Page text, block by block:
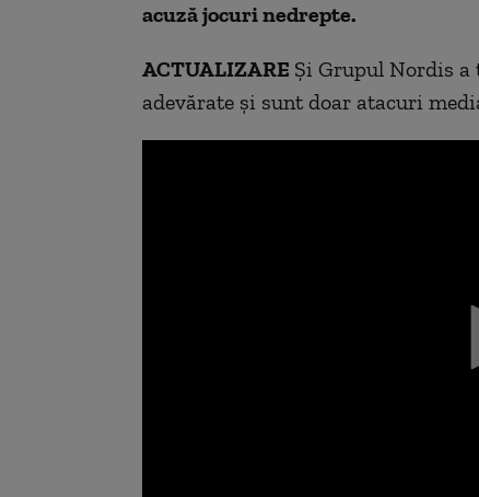
acuză jocuri nedrepte.
ACTUALIZARE Și Grupul Nordis
adevărate și sunt doar atacuri